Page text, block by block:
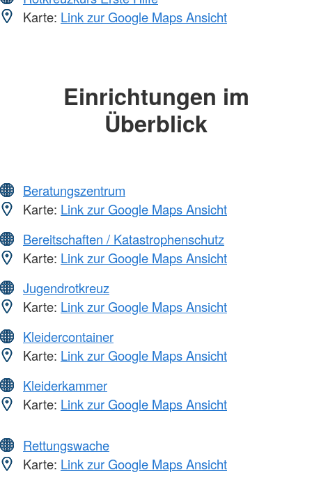
Karte: Link zur Google Maps Ansicht
Einrichtungen im
Überblick
Beratungszentrum
Karte: Link zur Google Maps Ansicht
Bereitschaften / Katastrophenschutz
Karte: Link zur Google Maps Ansicht
Jugendrotkreuz
Karte: Link zur Google Maps Ansicht
Kleidercontainer
Karte: Link zur Google Maps Ansicht
Kleiderkammer
Karte: Link zur Google Maps Ansicht
Rettungswache
Karte: Link zur Google Maps Ansicht